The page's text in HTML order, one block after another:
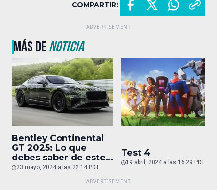
COMPARTIR:
MÁS DENOTICIA
Bentley Continental
GT 2025: Lo que
debes saber de este
auto de superlujo
23 mayo, 2024 a las 22:14 PDT
Test 4
19 abril, 2024 a las 16:29 PDT